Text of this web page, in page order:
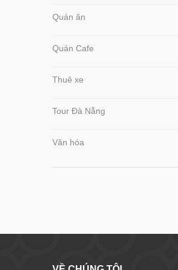
Quán ăn
Quán Cafe
Thuê xe
Tour Đà Nẵng
Văn hóa